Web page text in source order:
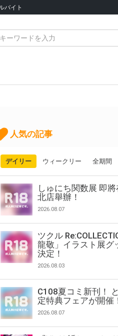
バイト
人気の記事
デイリー ウィークリー 全期間
しゅにち関数展 即
北店舉辦！
2026.08.07
ツクル
龍敬」イラスト展グ
決定！
2026.08.03
C108夏コミ新刊！
定特典フェアが開催
2026.08.07